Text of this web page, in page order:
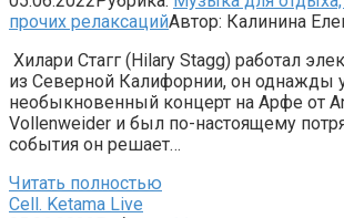
прочих релаксацийАвтор: Калинина
Хилари Стагг (Hilary Stagg) работал
из Северной Калифорнии, он однажды
необыкновенный концерт на Арфе от
Vollenweider и был по-настоящему
события он решает…
Читать полностью
Cell. Ketama Live